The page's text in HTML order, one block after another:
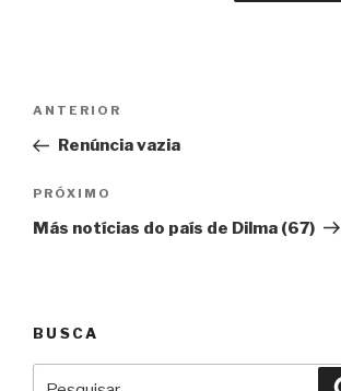
Post
Anterior
ANTERIOR
Renúncia vazia
Próximo
PRÓXIMO
Más notícias do país de Dilma (67)
BUSCA